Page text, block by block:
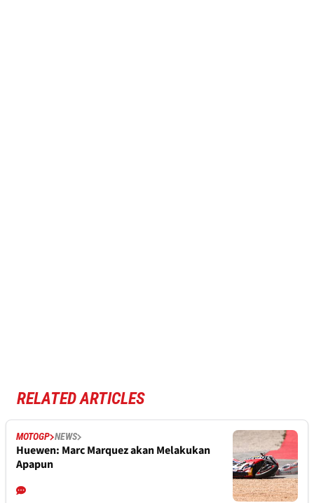
RELATED ARTICLES
MOTOGP NEWS
Huewen: Marc Marquez akan Melakukan
Apapun